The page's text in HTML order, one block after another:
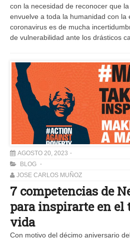
con la necesidad de reconocer que
envuelve a toda la humanidad con la
coronavirus es de mucha
de vulnerabilidad ante los drásticos
AGOSTO 20, 2023
BLOG
JOSE CARLOS MUÑOZ
7 competencias de
para inspirarte en el
vida
Con motivo del décimo aniversario